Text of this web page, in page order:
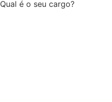
Qual é o seu cargo?